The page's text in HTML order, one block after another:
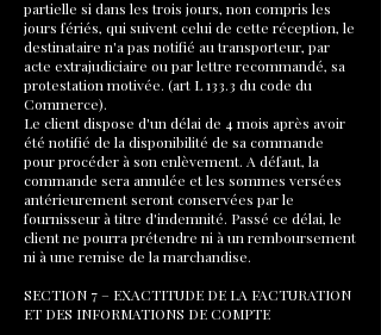
partielle si dans les trois jours, non compris les
jours fériés, qui suivent celui de cette réception, le
destinataire n'a pas notifié au transporteur, par
acte extrajudiciaire ou par lettre recommandé, sa
protestation motivée. (art L 133.3 du code du
Commerce).
Le client dispose d'un délai de 4 mois après avoir
été notifié de la disponibilité de sa commande
pour procéder à son enlèvement. A défaut, la
commande sera annulée et les sommes versées
antérieurement seront conservées par le
fournisseur à titre d'indemnité. Passé ce délai, le
client ne pourra prétendre ni à un remboursement
ni à une remise de la marchandise.
SECTION 7 – EXACTITUDE DE LA FACTURATION
ET DES INFORMATIONS DE COMPTE